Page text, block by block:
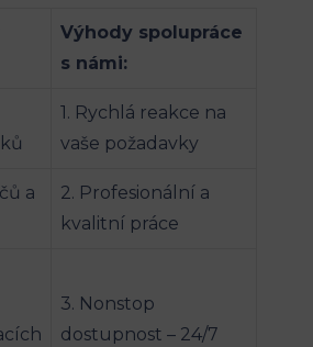
Výhody spolupráce
s námi:
1. Rychlá reakce na
vaše požadavky
a
2. Profesionální a
kvalitní práce
3. Nonstop
dostupnost – 24/7